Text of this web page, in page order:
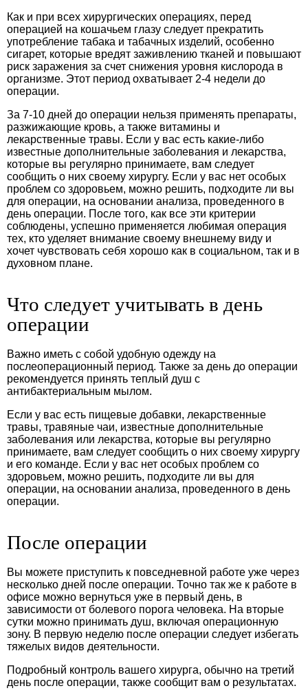
Как и при всех хирургических операциях, перед
операцией на кошачьем глазу следует прекратить
употребление табака и табачных изделий, особенно
сигарет, которые вредят заживлению тканей и повышают
риск заражения за счет снижения уровня кислорода в
организме. Этот период охватывает 2-4 недели до
операции.
За 7-10 дней до операции нельзя применять препараты,
разжижающие кровь, а также витамины и
лекарственные травы. Если у вас есть какие-либо
известные дополнительные заболевания и лекарства,
которые вы регулярно принимаете, вам следует
сообщить о них своему хирургу. Если у вас нет особых
проблем со здоровьем, можно решить, подходите ли вы
для операции, на основании анализа, проведенного в
день операции. После того, как все эти критерии
соблюдены, успешно применяется любимая операция
тех, кто уделяет внимание своему внешнему виду и
хочет чувствовать себя хорошо как в социальном, так и в
духовном плане.
Что следует учитывать в день
операции
Важно иметь с собой удобную одежду на
послеоперационный период. Также за день до операции
рекомендуется принять теплый душ с
антибактериальным мылом.
Если у вас есть пищевые добавки, лекарственные
травы, травяные чаи, известные дополнительные
заболевания или лекарства, которые вы регулярно
принимаете, вам следует сообщить о них своему хирургу
и его команде. Если у вас нет особых проблем со
здоровьем, можно решить, подходите ли вы для
операции, на основании анализа, проведенного в день
операции.
После операции
Вы можете приступить к повседневной работе уже через
несколько дней после операции. Точно так же к работе в
офисе можно вернуться уже в первый день, в
зависимости от болевого порога человека. На вторые
сутки можно принимать душ, включая операционную
зону. В первую неделю после операции следует избегать
тяжелых видов деятельности.
Подробный контроль вашего хирурга, обычно на третий
день после операции, также сообщит вам о результатах.